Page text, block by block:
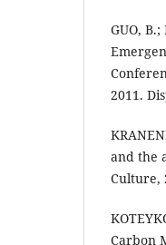
GUO,
2011.
and the
Culture,
Carbon